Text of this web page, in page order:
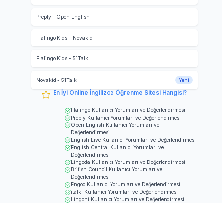
Preply- Open English
Flalingo Kids- Novakid
Flalingo Kids- 51Talk
Novakid - 51Talk Yeni
En İyi Online İngilizce Öğrenme Sitesi Hangisi?
Flalingo Kullanıcı Yorumları ve Değerlendirmesi
Preply Kullanıcı Yorumları ve Değerlendirmesi
Open English Kullanıcı Yorumları ve
Değerlendirmesi
English Live Kullanıcı Yorumları ve Değerlendirmesi
English Central Kullanıcı Yorumları ve
Değerlendirmesi
Lingoda Kullanıcı Yorumları ve Değerlendirmesi
British Council Kullanıcı Yorumları ve
Değerlendirmesi
Engoo Kullanıcı Yorumları ve Değerlendirmesi
italki Kullanıcı Yorumları ve Değerlendirmesi
Lingoni Kullanıcı Yorumları ve Değerlendirmesi